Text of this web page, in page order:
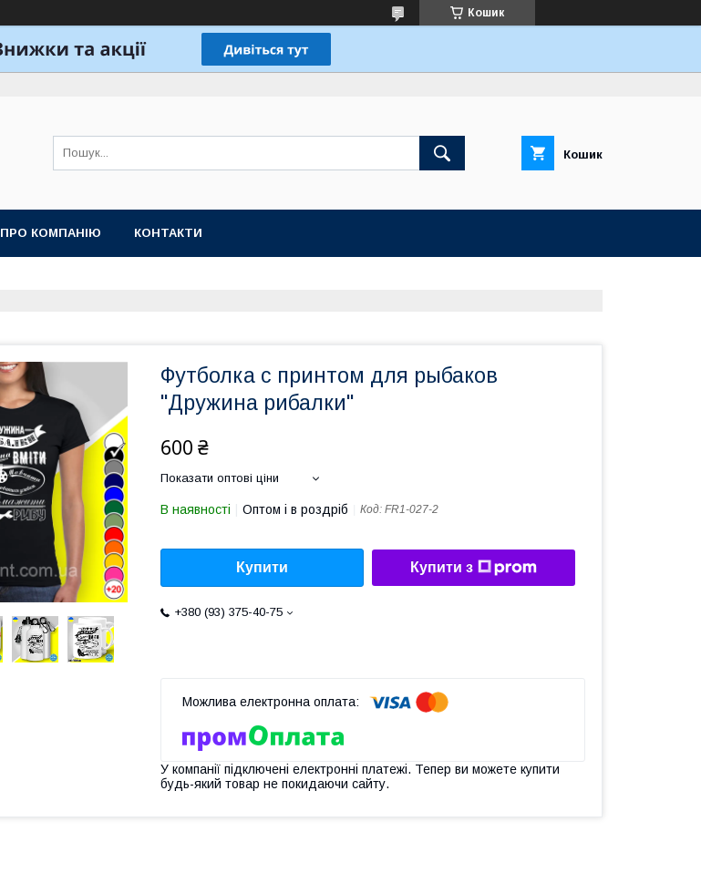
Кошик
Кошик
ПРО КОМПАНІЮ КОНТАКТИ
Футболка с принтом для рыбаков
"Дружина рибалки"
600 ₴
Показати оптові ціни
В наявності Оптом і в роздріб Код: FR1-027-2
Купити Купити з
+380 (93) 375-40-75
У компанії підключені електронні платежі. Тепер ви можете купити
будь-який товар не покидаючи сайту.